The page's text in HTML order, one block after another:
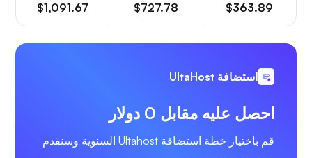
$363.89
$727.78
$1,091.67
استضافة UltaHost
احصل عليه مقابل 0 دولار
قم باختيار خطة استضافة Ultahost السنوية وسنقدم